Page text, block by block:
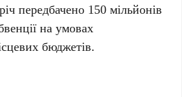
передбачено 150 мільйонів
на умовах
бюджетів.